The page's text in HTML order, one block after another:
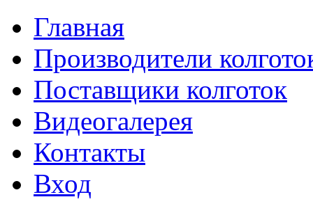
Главная
Производители
Поставщики колготок
Видеогалерея
Контакты
Вход